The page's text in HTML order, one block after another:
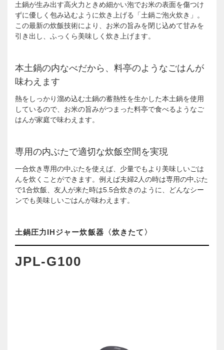
土鍋が生み出す高火力ときめ細かい泡でお米の表面を傷つけ
ずに優しく包み込むように炊き上げる「土鍋ご泡火炊き」。
この最新の炊飯技術により、お米の旨みを閉じ込めて甘みを
引き出し、ふっくら美味しく炊き上げます。
本土鍋の内なべだから、料亭のようなごはんが
味わえます
熱をしっかり溜め込む土鍋の蓄熱性を生かした本土鍋を使用
しているので、お米の旨みがつまった料亭で食べるようなご
はんが家庭で味わえます。
専用の内ぶたで適切な炊飯空間を実現
一合炊き専用の中ぶたを使えば、少量でもより美味しいごは
んを炊くことができます。例えば夫婦2人の時は専用の中ぶた
で1合炊飯、友人が来た時は5.5合炊きのように、どんなシー
ンでも美味しいごはんが味わえます。
土鍋圧力IHジャー炊飯器〈炊きたて〉
JPL-G100